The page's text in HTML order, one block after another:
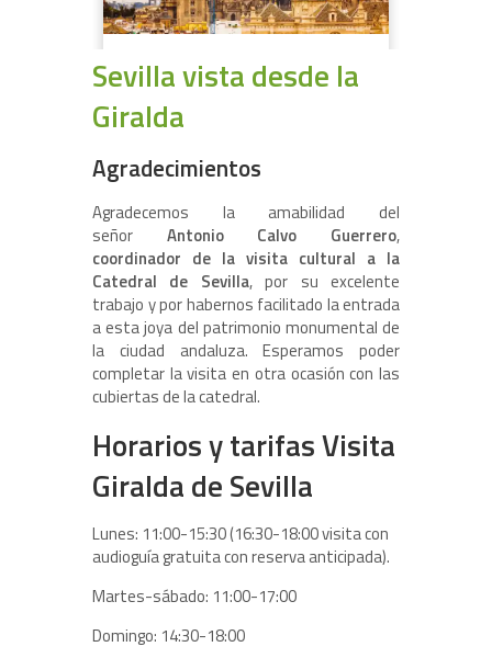
Sevilla vista desde la
Giralda
Agradecimientos
Agradecemos la amabilidad del
señor
Antonio Calvo Guerrero,
coordinador de la visita cultural a la
Catedral de Sevilla, por su excelente
trabajo y por habernos facilitado la entrada
a esta joya del patrimonio monumental de
la ciudad andaluza. Esperamos poder
completar la visita en otra ocasión con las
cubiertas de la catedral.
Horarios y tarifas Visita
Giralda de Sevilla
Lunes: 11:00-15:30 (16:30-18:00 visita con
audioguía gratuita con reserva anticipada).
Martes-sábado: 11:00-17:00
Domingo: 14:30-18:00